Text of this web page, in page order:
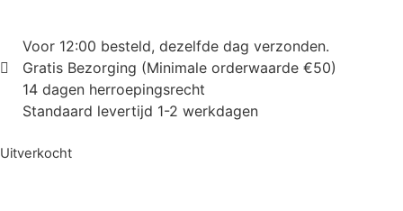
Voor 12:00 besteld, dezelfde dag verzonden.
Gratis Bezorging (Minimale orderwaarde €50)
14 dagen herroepingsrecht
Standaard levertijd 1-2 werkdagen
Uitverkocht